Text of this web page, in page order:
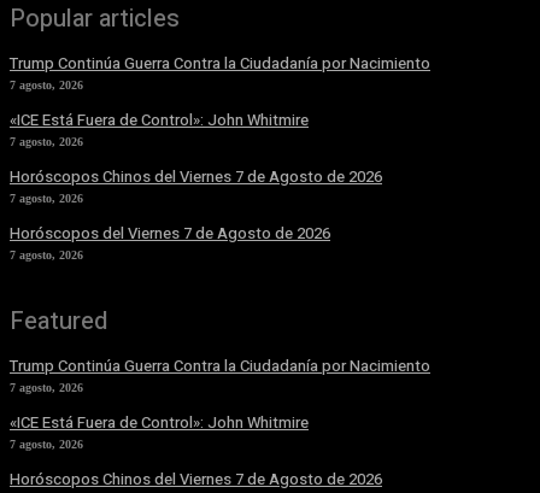
Popular articles
Trump Continúa Guerra Contra la Ciudadanía por Nacimiento
7 agosto, 2026
«ICE Está Fuera de Control»: John Whitmire
7 agosto, 2026
Horóscopos Chinos del Viernes 7 de Agosto de 2026
7 agosto, 2026
Horóscopos del Viernes 7 de Agosto de 2026
7 agosto, 2026
Featured
Trump Continúa Guerra Contra la Ciudadanía por Nacimiento
7 agosto, 2026
«ICE Está Fuera de Control»: John Whitmire
7 agosto, 2026
Horóscopos Chinos del Viernes 7 de Agosto de 2026